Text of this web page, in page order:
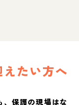
たい方へ
、保護の現場はな